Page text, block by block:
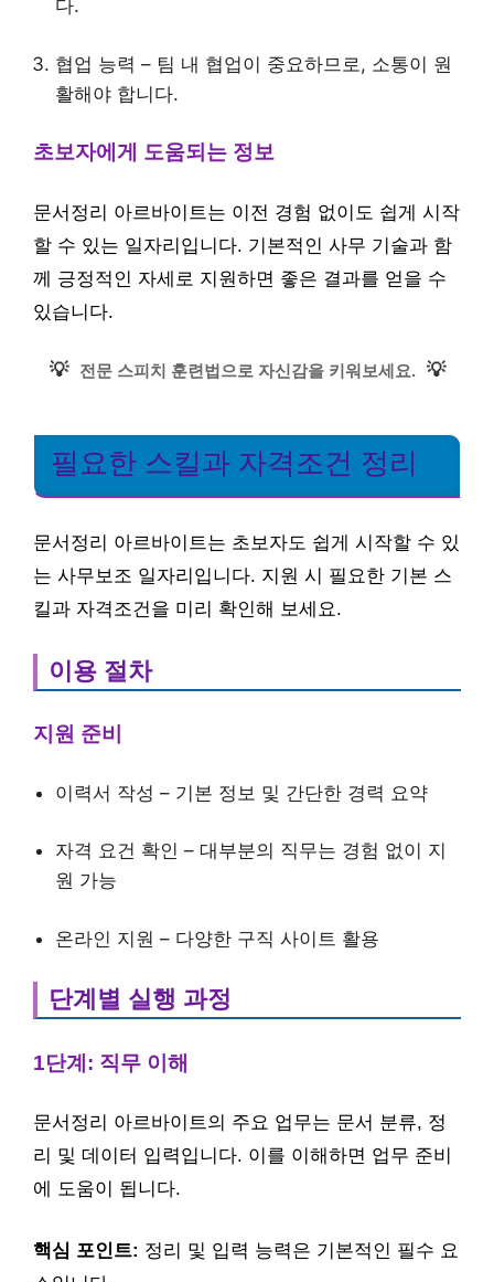
다.
협업 능력 – 팀 내 협업이 중요하므로, 소통이 원
활해야 합니다.
초보자에게 도움되는 정보
문서정리 아르바이트는 이전 경험 없이도 쉽게 시작
할 수 있는 일자리입니다. 기본적인 사무 기술과 함
께 긍정적인 자세로 지원하면 좋은 결과를 얻을 수
있습니다.
💡 전문 스피치 훈련법으로 자신감을 키워보세요. 💡
필요한 스킬과 자격조건 정리
문서정리 아르바이트는 초보자도 쉽게 시작할 수 있
는 사무보조 일자리입니다. 지원 시 필요한 기본 스
킬과 자격조건을 미리 확인해 보세요.
이용 절차
지원 준비
이력서 작성 – 기본 정보 및 간단한 경력 요약
자격 요건 확인 – 대부분의 직무는 경험 없이 지
원 가능
온라인 지원 – 다양한 구직 사이트 활용
단계별 실행 과정
1단계: 직무 이해
문서정리 아르바이트의 주요 업무는 문서 분류, 정
리 및 데이터 입력입니다. 이를 이해하면 업무 준비
에 도움이 됩니다.
핵심 포인트: 정리 및 입력 능력은 기본적인 필수 요